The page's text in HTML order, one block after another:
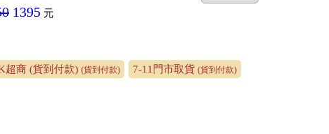
1395元
超商 (貨到付款)(貨到付款) 7-11門市取貨(貨到付款)